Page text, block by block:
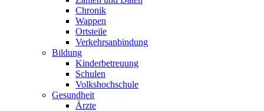
Chronik
Wappen
Ortsteile
Verkehrsanbindung
Bildung
Kinderbetreuung
Schulen
Volkshochschule
Gesundheit
Ärzte